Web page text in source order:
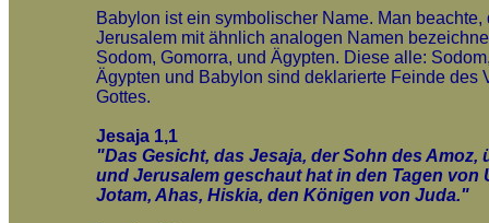
Babylon ist ein symbolischer Name. Man beachte,
Jerusalem mit ähnlich analogen Namen
Sodom, Gomorra, und Ägypten. Diese alle:
Ägypten und Babylon sind deklarierte Feinde des
Gottes.
Jesaja 1,1
"Das Gesicht, das Jesaja, der Sohn des Amoz,
und Jerusalem geschaut hat in den Tagen von
Jotam, Ahas, Hiskia, den Königen von Juda."